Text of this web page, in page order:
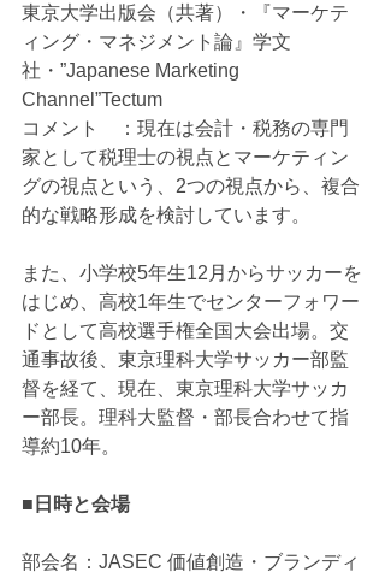
東京大学出版会（共著）・『マーケテ
ィング・マネジメント論』学文
社・”Japanese Marketing
Channel”Tectum
コメント　：現在は会計・税務の専門
家として税理士の視点とマーケティン
グの視点という、2つの視点から、複合
的な戦略形成を検討しています。
また、小学校5年生12月からサッカーを
はじめ、高校1年生でセンターフォワー
ドとして高校選手権全国大会出場。交
通事故後、東京理科大学サッカー部監
督を経て、現在、東京理科大学サッカ
ー部長。理科大監督・部長合わせて指
導約10年。
■日時と会場
部会名：JASEC 価値創造・ブランディ